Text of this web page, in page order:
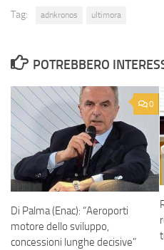
Tag: adnkronos ultimora
POTREBBERO
0
Di Palma (Enac): “Aeroporti
motore dello sviluppo,
concessioni lunghe decisive”